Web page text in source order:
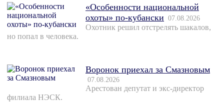
«Особенности национальной
охоты» по-кубански 07.08.2026
Охотник решил отстрелять шакалов,
но попал в человека.
Воронок приехал за Смазновым
07.08.2026
Арестован депутат и экс-директор
филиала НЭСК.